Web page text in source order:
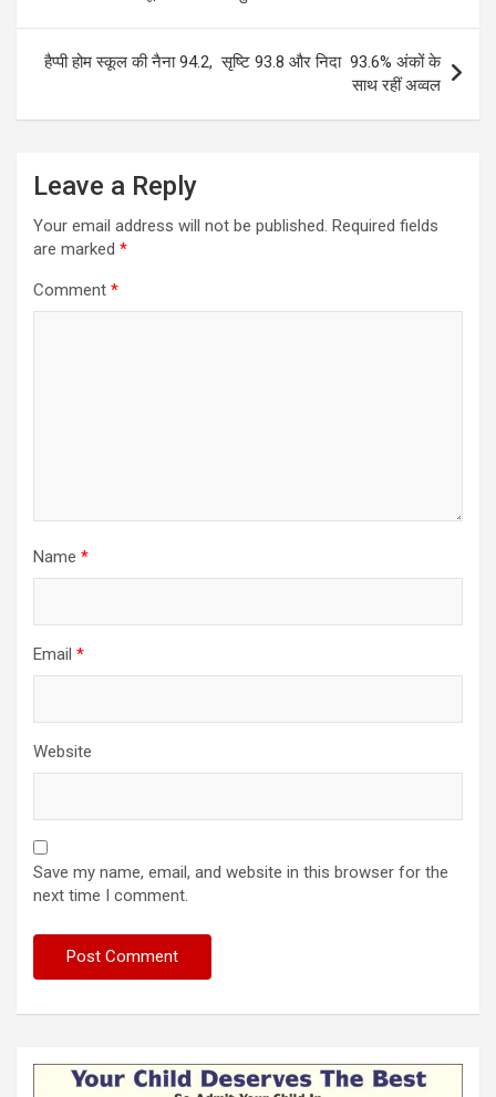
हैप्पी होम स्कूल की नैना 94.2, सृष्टि 93.8 और निदा 93.6% अंकों के
साथ रहीं अव्वल
Leave a Reply
Your email address will not be published. Required fields
are marked *
Comment *
Name *
Email *
Website
Save my name, email, and website in this browser for the
next time I comment.